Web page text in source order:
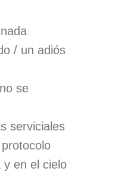
/ un adiós
se
serviciales
en el cielo